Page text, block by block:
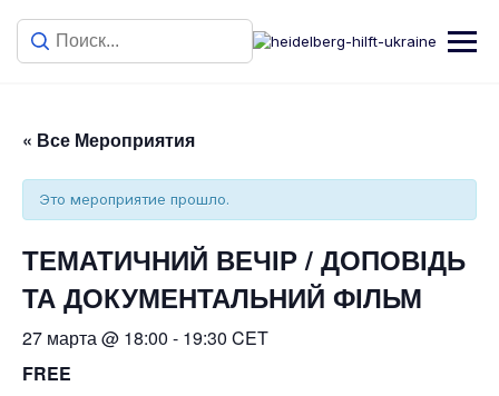
« Все Мероприятия
Это мероприятие прошло.
ТЕМАТИЧНИЙ ВЕЧІР / ДОПОВІДЬ
ТА ДОКУМЕНТАЛЬНИЙ ФІЛЬМ
27 марта @ 18:00 - 19:30 CET
FREE